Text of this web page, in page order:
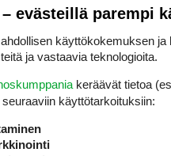
Tiistaina
Arkkolan
Viestissä ei ollut
marraskuun
evästeillä parempi
käyttökokemuksen ja
ja vastaavia teknologioita.
keräävät tietoa
käyttötarkoituksiin: